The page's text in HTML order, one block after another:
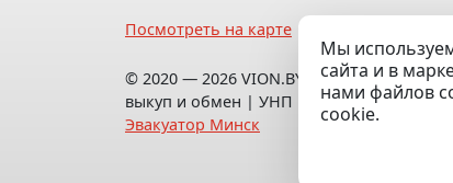
Посмотреть на карте
© 2020 — 2026 VION.BY — Продажа,
выкуп и обмен | УНП 192961100 |
Эвакуатор Минск
Мы
сайта и в
нами файлов
cookie.